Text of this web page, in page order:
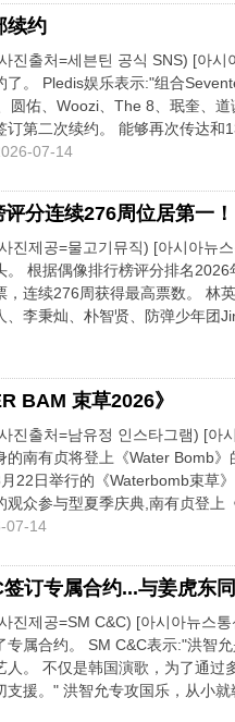
续约
진출처=세븐틴 공식 SNS) [아
了。 Pledis娱乐表示:"组合
圆佑、Woozi、The 8、珉奎、
订第二次续约。 能够再次传达和
07-14
分连续276周位居第一！
진제공=물고기뮤직) [아시아뉴
。 根据偶像排行榜评分排名
，连续276周获得最高票数。 林
、李秉灿、朴智贤、防弹少年团
BAM 束草2026》
진출처=남유정 인스타그램) [아
的南有贞将登上《Water Bomb
22日举行的《Waterbomb束草
观众参与型夏季庆典,南有贞登上
07-14
订专属合约...与姜虎东
진제공=SM C&C) [아시아뉴스
专属合约。 SM C&C表示:"洪智
人。 不仅是韩国演歌，为了通过
支援。" 洪智允专攻国乐，从小就